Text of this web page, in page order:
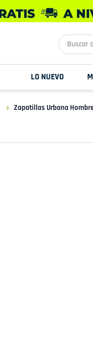
Buscar
LO NUEVO
Zapatillas Urbana